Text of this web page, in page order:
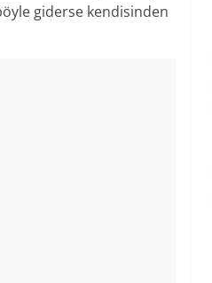
giderse kendisinden